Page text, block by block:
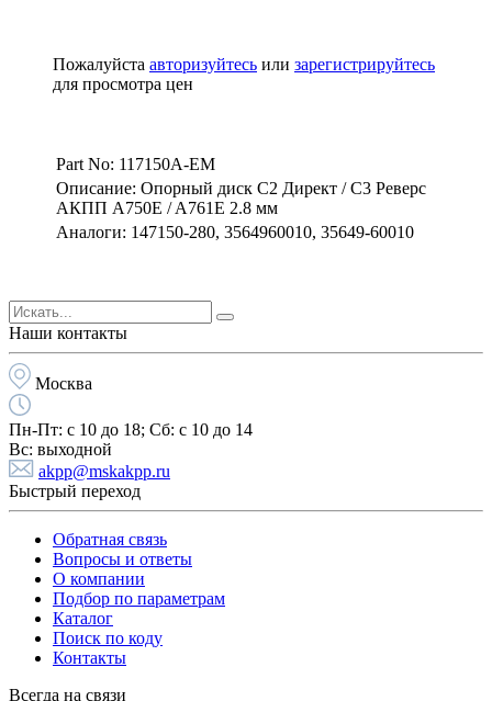
Пожалуйста авторизуйтесь или зарегистрируйтесь
для просмотра цен
Part No: 117150A-EM
Описание: Опорный диск С2 Директ / С3 Реверс
АКПП A750E / A761E 2.8 мм
Аналоги: 147150-280, 3564960010, 35649-60010
Наши контакты
Москва
Пн-Пт: с 10 до 18; Cб: с 10 до 14
Вс: выходной
akpp@mskakpp.ru
Быстрый переход
Обратная связь
Вопросы и ответы
О компании
Подбор по параметрам
Каталог
Поиск по коду
Контакты
Всегда на связи